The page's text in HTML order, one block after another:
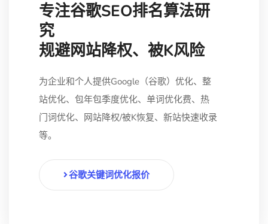
专注谷歌SEO排名算法研
究
规避网站降权、被K风险
为企业和个人提供Google（谷歌）优化、整
站优化、包年包季度优化、单词优化费、热
门词优化、网站降权/被K恢复、新站快速收录
等。
谷歌关键词优化报价